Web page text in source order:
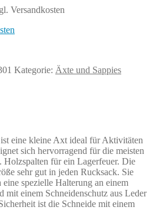
Versandkosten
Kategorie: Äxte und Sappies
eine kleine Axt ideal für Aktivitäten
sich hervorragend für die meisten
für ein Lagerfeuer. Die
sehr gut in jeden Rucksack. Sie
spezielle Halterung an einem
mit einem Schneidenschutz aus Leder
ist die Schneide mit einem